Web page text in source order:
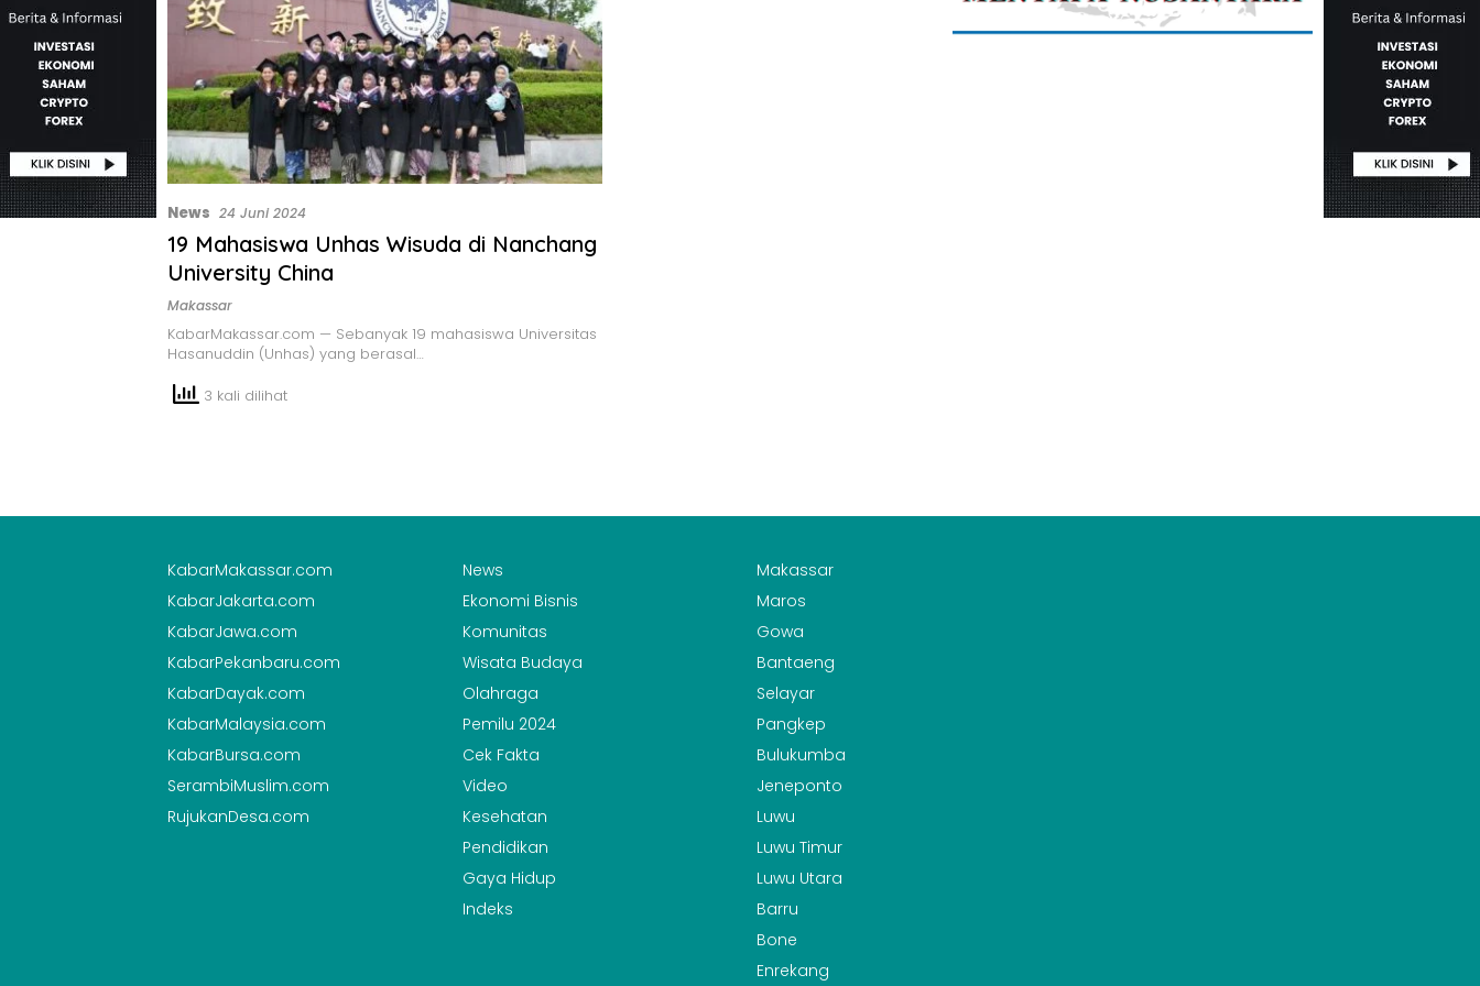
News 24 Juni 2024
19 Mahasiswa Unhas Wisuda di Nanchang
University China
Makassar
KabarMakassar.com — Sebanyak 19 mahasiswa Universitas
Hasanuddin (Unhas) yang berasal…
3 kali dilihat
KabarMakassar.com
KabarJakarta.com
KabarJawa.com
KabarPekanbaru.com
KabarDayak.com
KabarMalaysia.com
KabarBursa.com
SerambiMuslim.com
RujukanDesa.com
News
Ekonomi Bisnis
Komunitas
Wisata Budaya
Olahraga
Pemilu 2024
Cek Fakta
Video
Kesehatan
Pendidikan
Gaya Hidup
Indeks
Makassar
Maros
Gowa
Bantaeng
Selayar
Pangkep
Bulukumba
Jeneponto
Luwu
Luwu Timur
Luwu Utara
Barru
Bone
Enrekang